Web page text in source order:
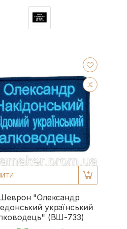
"Олександр
український
(ВШ-733)